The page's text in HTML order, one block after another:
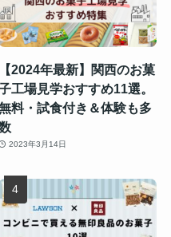
【2024年最新】関西のお菓
工場見学おすすめ11選。
料・試食付き＆体験も多
2023年3月14日